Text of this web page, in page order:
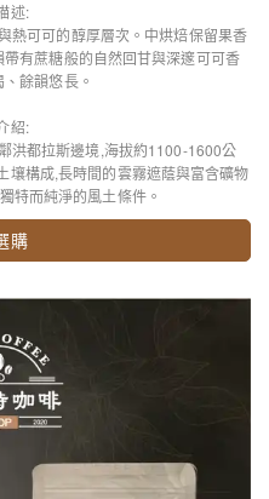
述:
熱可可的醇厚層次。中烘焙保留果香
有蔗糖般的自然回甘與深邃可可香
餘韻悠長。
紹:
洪都拉斯邊境,海拔約1100-1600公
壤構成,長時間的雲霧遮蔭與富含礦物
特而純淨的風土條件。
購